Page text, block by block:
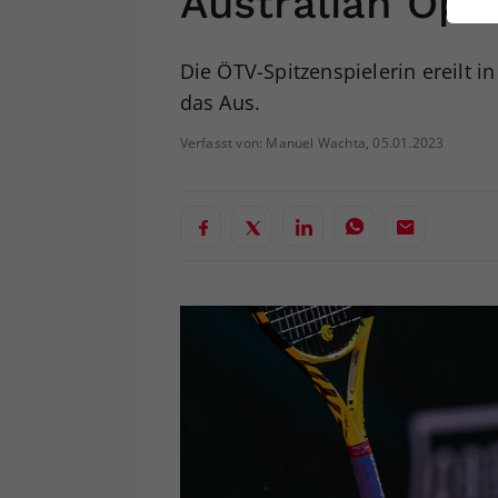
Die ÖTV-Spitzenspielerin ereilt
das Aus.
Verfasst von: Manuel Wachta, 05.01.2023